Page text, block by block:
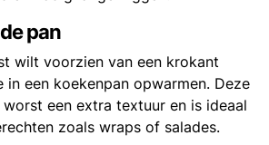
pan
wilt voorzien van een krokant
in een koekenpan opwarmen. Deze
een extra textuur en is ideaal
zoals wraps of salades.